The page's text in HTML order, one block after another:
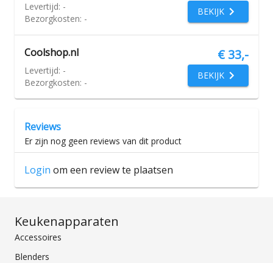
BEKIJK
Levertijd: -
Bezorgkosten: -
Coolshop.nl € 33,-
BEKIJK
Levertijd: -
Bezorgkosten: -
Reviews
Er zijn nog geen reviews van dit product
Login om een review te plaatsen
Keukenapparaten
Accessoires
Blenders